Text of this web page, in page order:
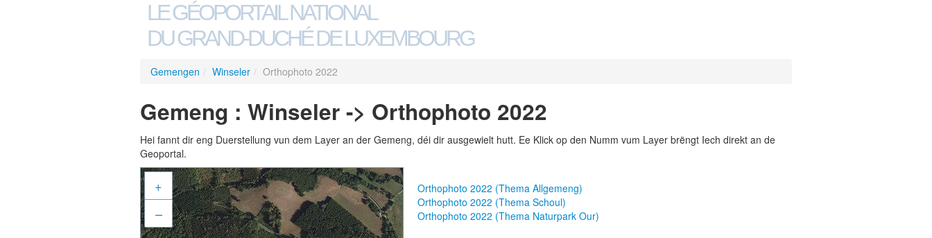
LE GÉOPORTAIL NATIONAL
DU GRAND-DUCHÉ DE LUXEMBOURG
Gemengen / Winseler / Orthophoto 2022
Gemeng : Winseler -> Orthophoto 2022
Hei fannt dir eng Duerstellung vun dem Layer an der Gemeng, déi dir ausgewielt hutt. Ee Klick op den Numm vum Layer brëngt Iech direkt an de
Geoportal.
+
–
Orthophoto 2022 (Thema Allgemeng)
Orthophoto 2022 (Thema Schoul)
Orthophoto 2022 (Thema Naturpark Our)